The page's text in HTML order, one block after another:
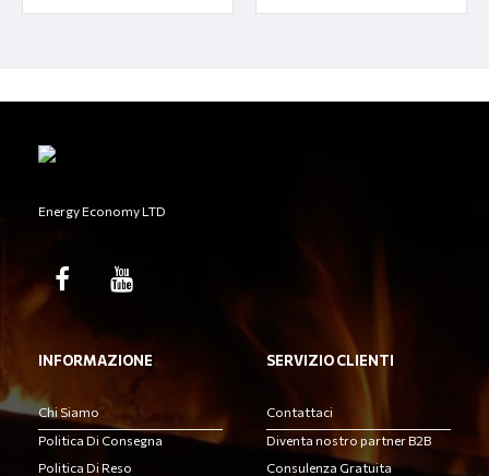
Energy Economy LTD
INFORMAZIONE
Chi Siamo
Politica Di Consegna
Politica Di Reso
SERVIZIO CLIENTI
Contattaci
Diventa nostro partner B2B
Consulenza Gratuita